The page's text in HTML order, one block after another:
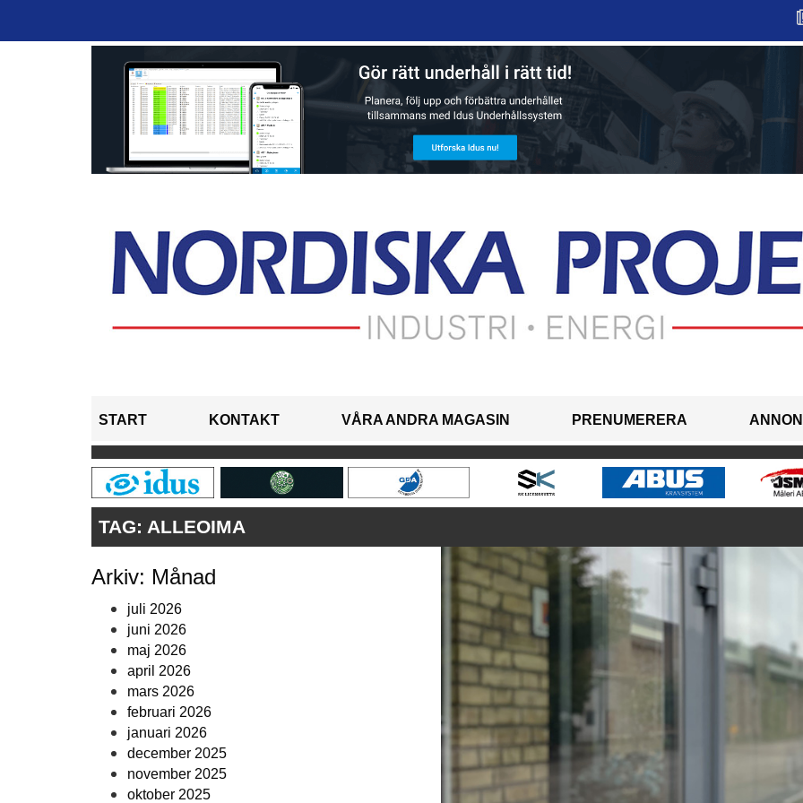
START KONTAKT VÅRA ANDRA MAGASIN PRENUMERERA
TAG: ALLEOIMA
Arkiv: Månad
juli 2026
juni 2026
maj 2026
april 2026
mars 2026
februari 2026
januari 2026
december 2025
november 2025
oktober 2025